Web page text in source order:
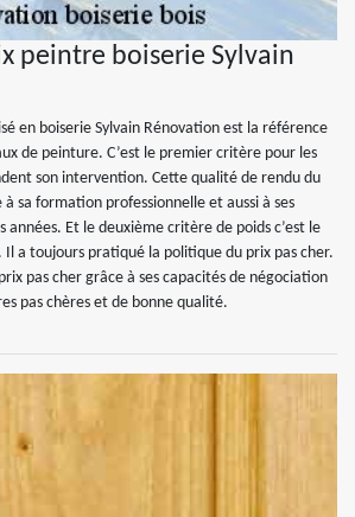
peintre boiserie Sylvain
en boiserie Sylvain Rénovation est la référence
de peinture. C’est le premier critère pour les
son intervention. Cette qualité de rendu du
sa formation professionnelle et aussi à ses
années. Et le deuxième critère de poids c’est le
a toujours pratiqué la politique du prix pas cher.
pas cher grâce à ses capacités de négociation
pas chères et de bonne qualité.